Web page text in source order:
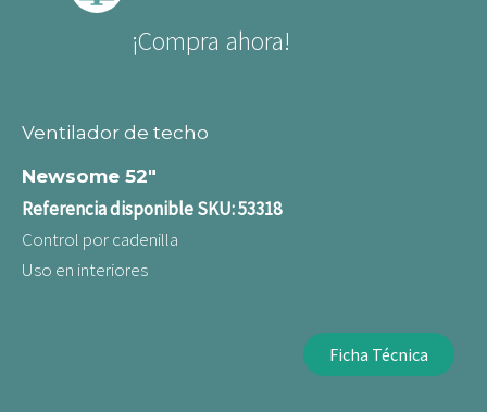
¡Compra ahora!
Ventilador de techo
Newsome 52"
Referencia disponible SKU: 53318
Control por cadenilla
Uso en interiores
Ficha Técnica